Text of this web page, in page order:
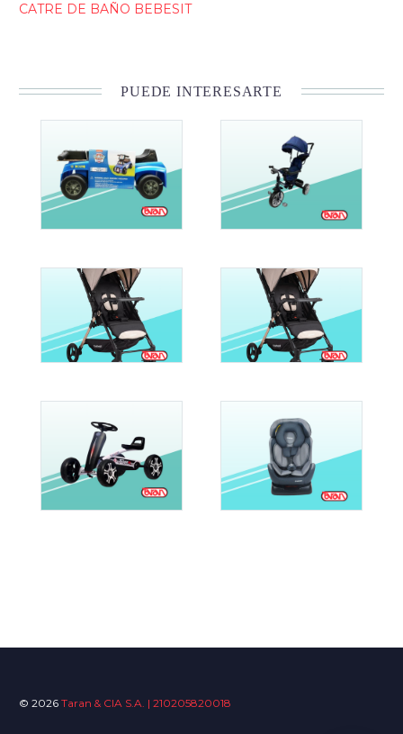
CATRE DE BAÑO BEBESIT
PUEDE INTERESARTE
© 2026 Taran & CIA S.A. | 210205820018